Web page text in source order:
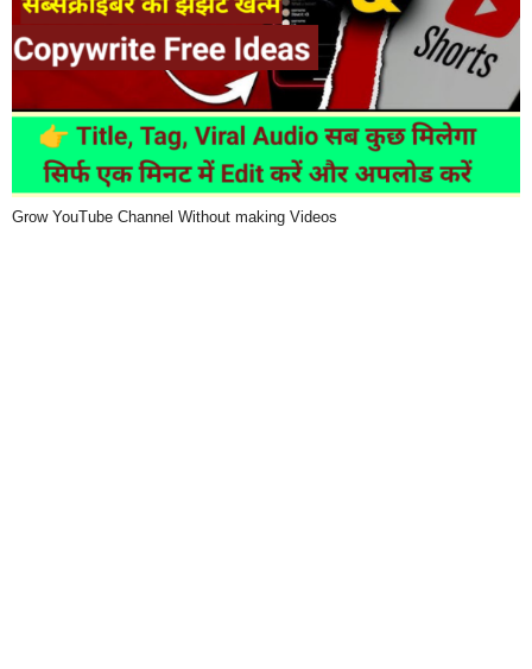
Grow YouTube Channel Without making Videos